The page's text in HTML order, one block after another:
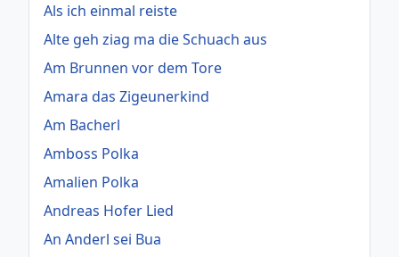
Als ich einmal reiste
Alte geh ziag ma die Schuach aus
Am Brunnen vor dem Tore
Amara das Zigeunerkind
Am Bacherl
Amboss Polka
Amalien Polka
Andreas Hofer Lied
An Anderl sei Bua